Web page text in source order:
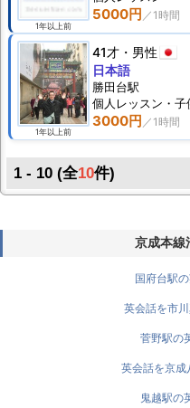
1年以上前
5000円
1年以上前
41才 男性
3000円
日本語
勝田台駅
個人 レッスン ・
1 - 10 (全10件)
京成本線
国府台駅
英会話を市
菅野駅の
英会話を京成
鬼越駅の